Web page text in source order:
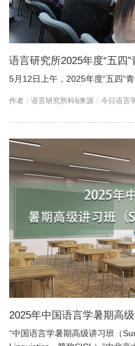
语言研究所2025年度“五四
5月12日上午，2025年度“五四”
作者：语言研究所科研处来源：今日语言
2025年中国语言学暑期高
告
“中国语言学暑期高级讲习班（